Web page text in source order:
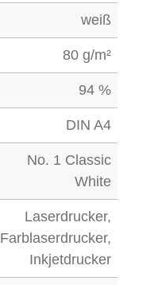
weiß
80 g/m²
94 %
DIN A4
No. 1 Classic
White
Laserdrucker,
Farblaserdrucker,
Inkjetdrucker